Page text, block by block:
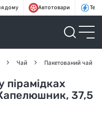
дому Автотовари
Чай Пакетований чай
пірамідках
37,5